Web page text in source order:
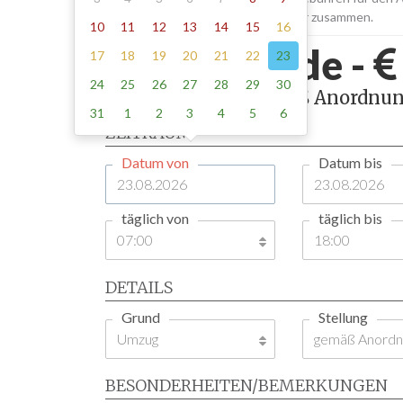
Aufstellen und Abholen der Schilder zusammen.
Holzwickede -
1 Tag , Stellung gemäß
ZEITRAUM
Datum von Datum bis
täglich von täglich bis
DETAILS
Grund Stellung
BESONDERHEITEN/BEMERKUNGEN
10
11 12 13 14 15
16
17
18 19 20 21 22
23
24
25 26 27 28 29
30
31
1 2 3 4 5 6